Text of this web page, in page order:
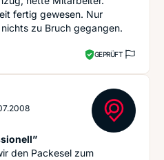
fertig gewesen. Nur
zu Bruch gegangen.
GEPRÜFT
den Packesel zum